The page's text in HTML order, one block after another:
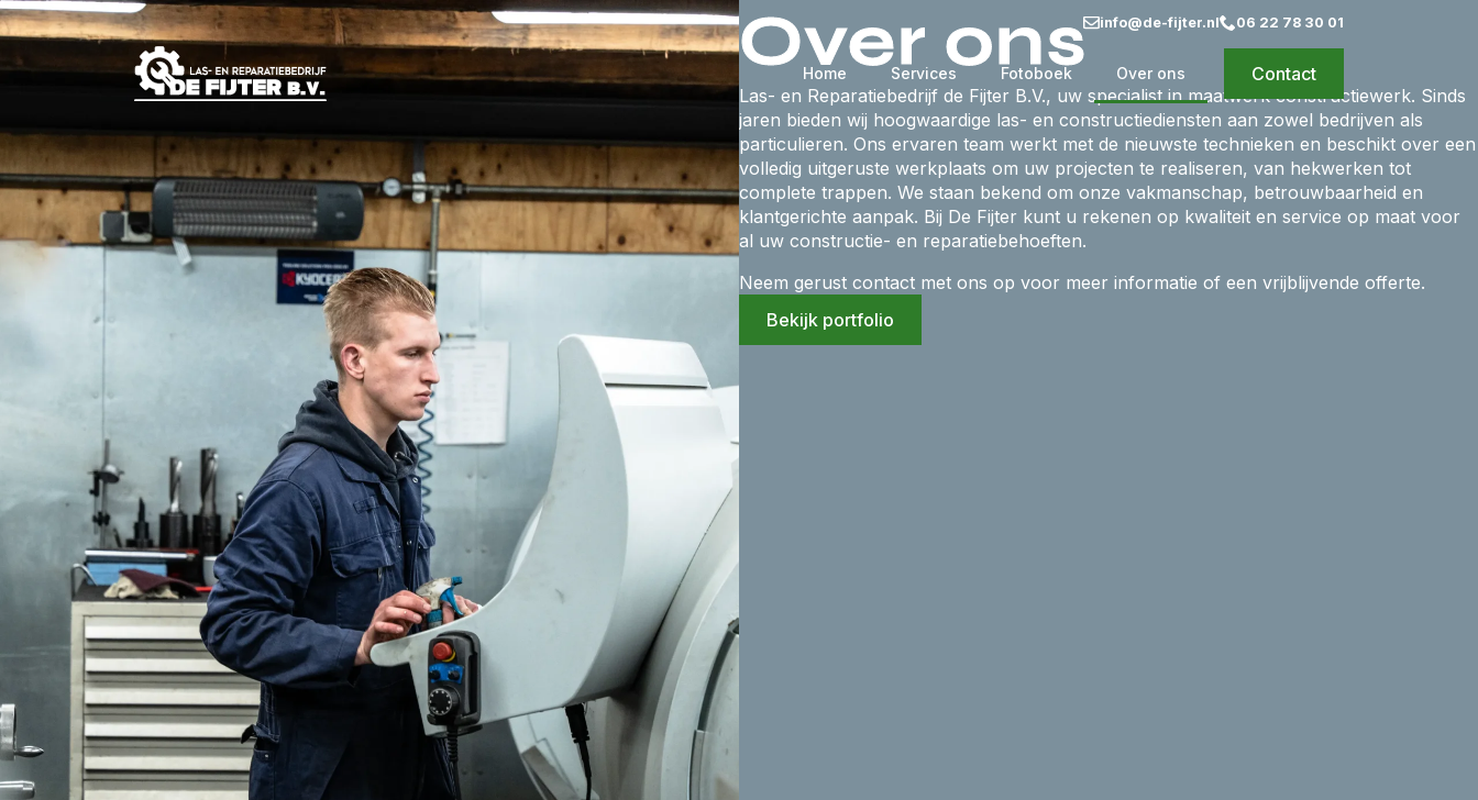
info@de-fijter.nl 06 22 78 30 01
Home Services Fotoboek Over ons Contact
Over ons
Las- en Reparatiebedrijf de Fijter B.V., uw specialist in maatwerk constructiewerk. Sinds
jaren bieden wij hoogwaardige las- en constructiediensten aan zowel bedrijven als
particulieren. Ons ervaren team werkt met de nieuwste technieken en beschikt over een
volledig uitgeruste werkplaats om uw projecten te realiseren, van hekwerken tot
complete trappen. We staan bekend om onze vakmanschap, betrouwbaarheid en
klantgerichte aanpak. Bij De Fijter kunt u rekenen op kwaliteit en service op maat voor
al uw constructie- en reparatiebehoeften.
Neem gerust contact met ons op voor meer informatie of een vrijblijvende offerte.
Bekijk portfolio